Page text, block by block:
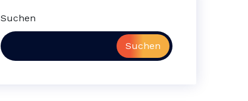
Suchen
Suchen